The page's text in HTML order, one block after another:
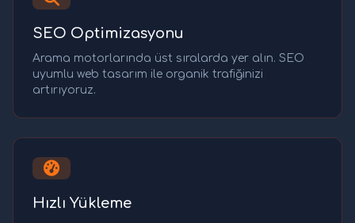
SEO Optimizasyonu
Arama motorlarında üst sıralarda yer alın. SEO
uyumlu web tasarım ile organik trafiğinizi
artırıyoruz.
Hızlı Yükleme